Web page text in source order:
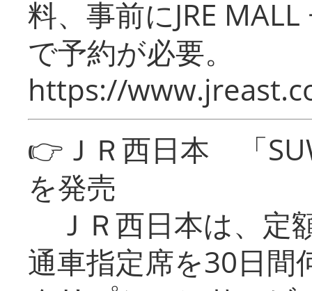
料、事前にJRE
で予約が必要。
https://
👉ＪＲ西日本 「
を発売
ＪＲ西日本は、定
通車指定席を30日間